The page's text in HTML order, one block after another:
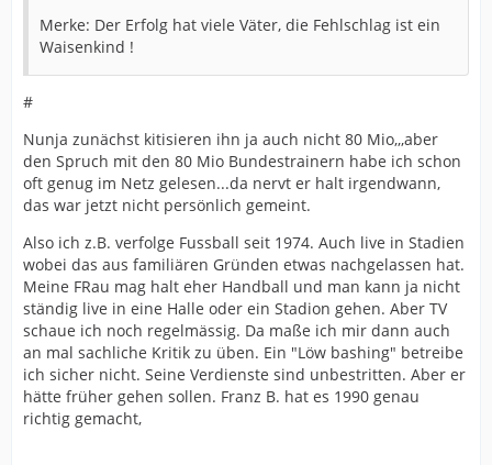
Merke: Der Erfolg hat viele Väter, die Fehlschlag ist ein
Waisenkind !
#
Nunja zunächst kitisieren ihn ja auch nicht 80 Mio,,,aber
den Spruch mit den 80 Mio Bundestrainern habe ich schon
oft genug im Netz gelesen...da nervt er halt irgendwann,
das war jetzt nicht persönlich gemeint.
Also ich z.B. verfolge Fussball seit 1974. Auch live in Stadien
wobei das aus familiären Gründen etwas nachgelassen hat.
Meine FRau mag halt eher Handball und man kann ja nicht
ständig live in eine Halle oder ein Stadion gehen. Aber TV
schaue ich noch regelmässig. Da maße ich mir dann auch
an mal sachliche Kritik zu üben. Ein "Löw bashing" betreibe
ich sicher nicht. Seine Verdienste sind unbestritten. Aber er
hätte früher gehen sollen. Franz B. hat es 1990 genau
richtig gemacht,